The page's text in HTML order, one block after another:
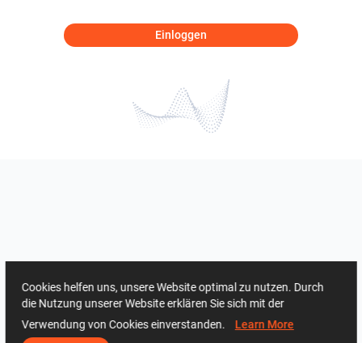
Einloggen
Cookies helfen uns, unsere Website optimal zu nutzen. Durch
die Nutzung unserer Website erklären Sie sich mit der
Verwendung von Cookies einverstanden. Learn More